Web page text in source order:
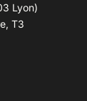
Lyon)
T3